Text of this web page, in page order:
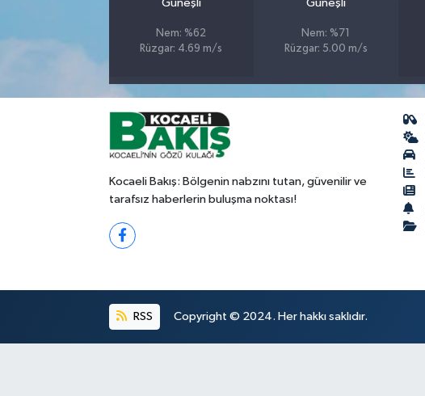
Güneşli
Nem: %62
Rüzgar: 4.69 m/s
Güneşli
Nem: %71
Rüzgar: 5.00 m/s
Kocaeli Bakış: Bölgenin nabzını tutan, güvenilir ve
tarafsız haberlerin buluşma noktası!
RSS Copyright © 2024. Her hakkı saklıdır.